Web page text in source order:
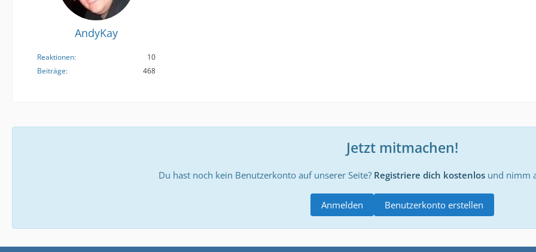
AndyKay
Reaktionen
10
Beiträge
468
Jetzt mitmachen!
Du hast noch kein Benutzerkonto auf unserer Seite? Registriere dich kostenlos und nimm
Benutzerkonto erstellen
Anmelden